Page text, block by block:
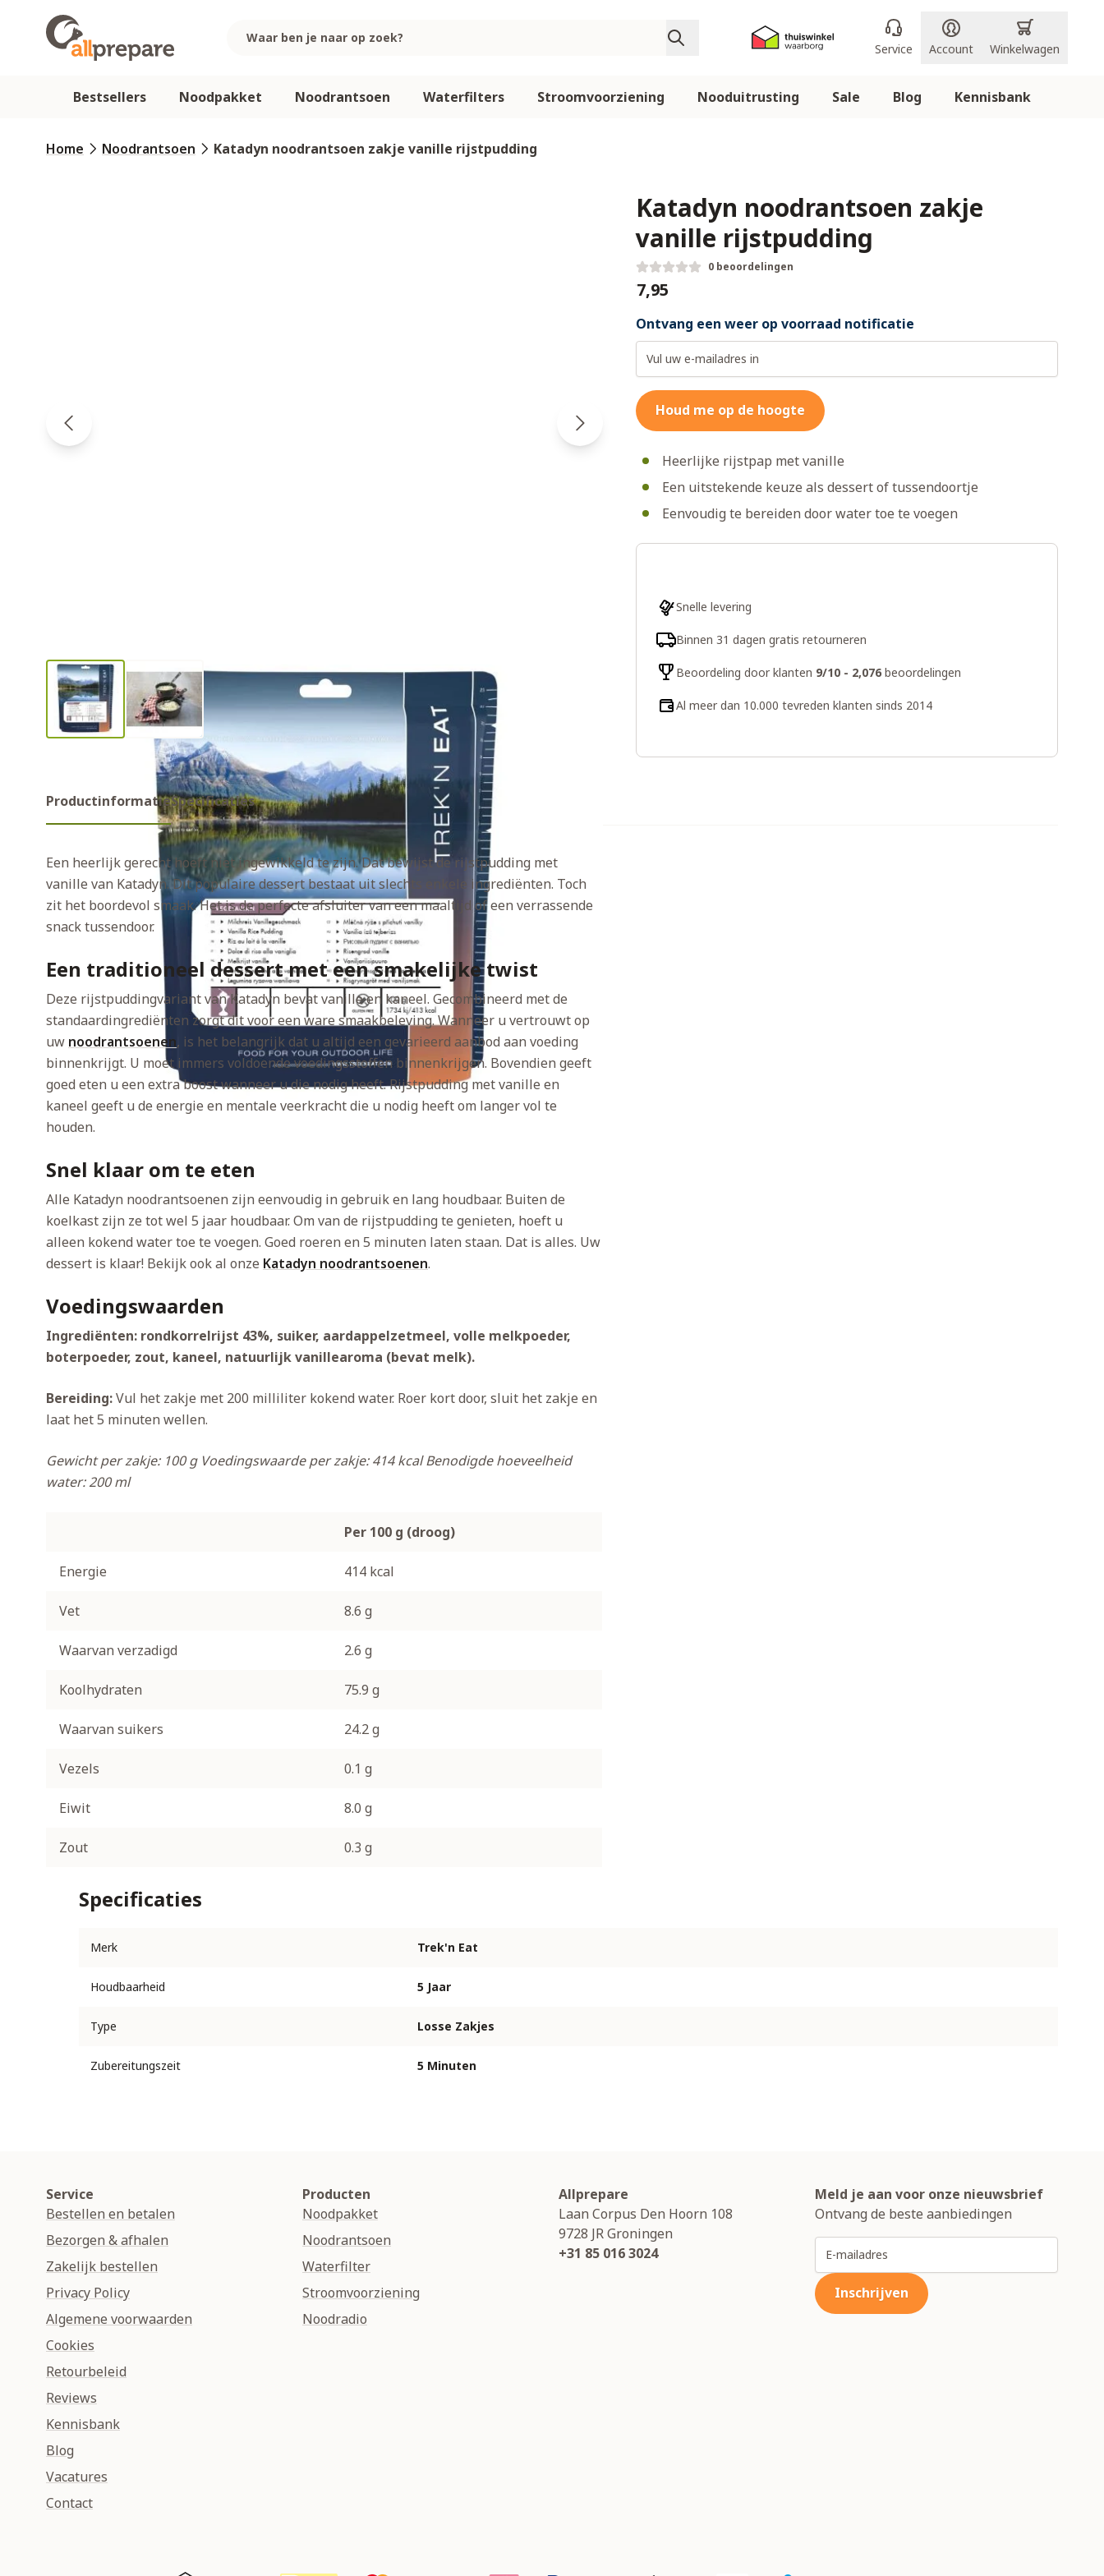
Bestsellers Noodpakket Noodrantsoen Waterfilters Stroomvoorziening Nooduitrusting Sale Blog Kennisbank
Service Account Winkelwagen
Home Noodrantsoen Katadyn noodrantsoen zakje vanille rijstpudding
Katadyn noodrantsoen zakje
vanille rijstpudding
0 beoordelingen
€7,95
Ontvang een weer op voorraad notificatie
Houd me op de hoogte
Heerlijke rijstpap met vanille
Een uitstekende keuze als dessert of tussendoortje
Eenvoudig te bereiden door water toe te voegen
Snelle levering
Binnen 31 dagen gratis retourneren
Beoordeling door klanten 9/10 - 2,076beoordelingen
Al meer dan 10.000 tevreden klanten sinds 2014
ProductinformatieSpecificaties
Een heerlijk gerecht hoeft niet ingewikkeld te zijn. Dat bewijst de rijstpudding met
vanille van Katadyn. Dit populaire dessert bestaat uit slechts enkele ingrediënten. Toch
zit het boordevol smaak. Het is de perfecte afsluiter van een maaltijd of een verrassende
snack tussendoor.
Een traditioneel dessert met een smakelijke twist
Deze rijstpuddingvariant van Katadyn bevat vanille en kaneel. Gecombineerd met de
standaardingrediënten zorgt dit voor een ware smaakbeleving. Wanneer u vertrouwt op
uw noodrantsoenen, is het belangrijk dat u altijd een gevarieerd aanbod aan voeding
binnenkrijgt. U moet immers voldoende voedingsstoffen binnenkrijgen. Bovendien geeft
goed eten u een extra boost wanneer u die nodig heeft. Rijstpudding met vanille en
kaneel geeft u de energie en mentale veerkracht die u nodig heeft om langer vol te
houden.
Snel klaar om te eten
Alle Katadyn noodrantsoenen zijn eenvoudig in gebruik en lang houdbaar. Buiten de
koelkast zijn ze tot wel 5 jaar houdbaar. Om van de rijstpudding te genieten, hoeft u
alleen kokend water toe te voegen. Goed roeren en 5 minuten laten staan. Dat is alles. Uw
dessert is klaar! Bekijk ook al onze Katadyn noodrantsoenen.
Voedingswaarden
Ingrediënten: rondkorrelrijst 43%, suiker, aardappelzetmeel, volle melkpoeder,
boterpoeder, zout, kaneel, natuurlijk vanillearoma (bevat melk).
Bereiding:Vul het zakje met 200 milliliter kokend water. Roer kort door, sluit het zakje en
laat het 5 minuten wellen.
Gewicht per zakje: 100 gVoedingswaarde per zakje: 414 kcalBenodigde hoeveelheid
water: 200 ml
Per 100 g (droog)
Energie 414 kcal
Vet 8.6 g
Waarvan verzadigd 2.6 g
Koolhydraten 75.9 g
Waarvan suikers 24.2 g
Vezels 0.1 g
Eiwit 8.0 g
Zout 0.3 g
Specificaties
Merk Trek'n Eat
Houdbaarheid 5 Jaar
Type Losse Zakjes
Zubereitungszeit 5 Minuten
Service
Bestellen en betalen
Bezorgen & afhalen
Zakelijk bestellen
Privacy Policy
Algemene voorwaarden
Cookies
Retourbeleid
Reviews
Kennisbank
Blog
Vacatures
Contact
Producten
Noodpakket
Noodrantsoen
Waterfilter
Stroomvoorziening
Noodradio
Allprepare
Laan Corpus Den Hoorn 108
9728 JRGroningen
+31 85 016 3024
Meld je aan voor onze nieuwsbrief
Ontvang de beste aanbiedingen
E-mailadres
Inschrijven